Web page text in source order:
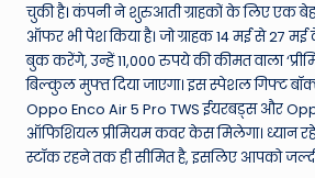
चुकी है। कंपनी ने शुरुआती ग्राहकों के लिए एक
ऑफर भी पेश किया है। जो ग्राहक 14 मई से 27 मई
बुक करेंगे, उन्हें 11,000 रुपये की कीमत वाला
बिल्कुल मुफ्त दिया जाएगा। इस स्पेशल गिफ्ट
Oppo Enco Air 5 Pro TWS ईयरबड्स और
ऑफिशियल प्रीमियम कवर केस मिलेगा। ध्यान
स्टॉक रहने तक ही सीमित है, इसलिए आपको जल्दी